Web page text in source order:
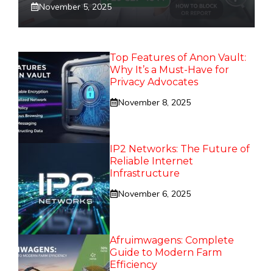
November 5, 2025
Top Features of Anon Vault:
Why It’s a Must-Have for
Privacy Advocates
November 8, 2025
IP2 Networks: The Future of
Reliable Internet
Infrastructure
November 6, 2025
Afruimwagens: Complete
Guide to Modern Farm
Efficiency